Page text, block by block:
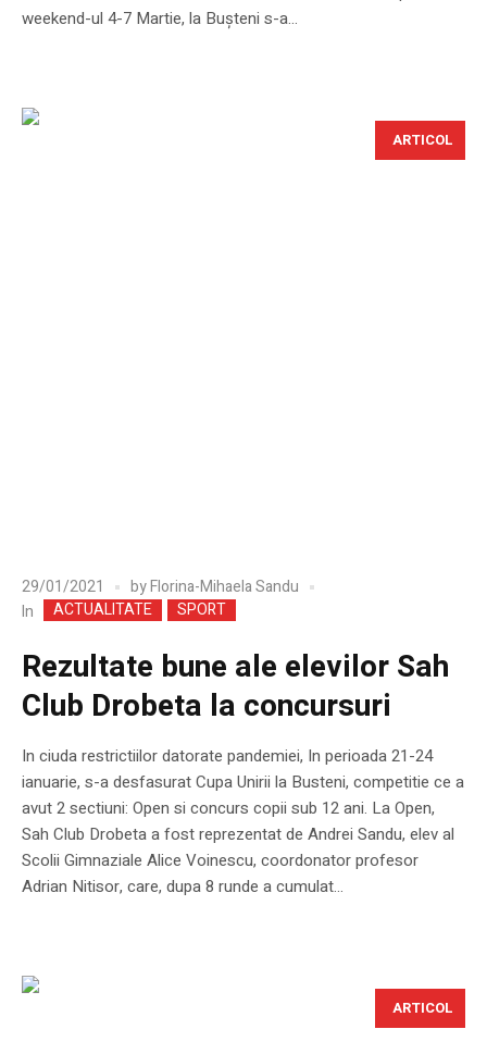
weekend-ul 4-7 Martie, la Bușteni s-a...
ARTICOL
29/01/2021 byFlorina-Mihaela Sandu
In
ACTUALITATE SPORT
Rezultate bune ale elevilor Sah
Club Drobeta la concursuri
In ciuda restrictiilor datorate pandemiei, In perioada 21-24
ianuarie, s-a desfasurat Cupa Unirii la Busteni, competitie ce a
avut 2 sectiuni: Open si concurs copii sub 12 ani. La Open,
Sah Club Drobeta a fost reprezentat de Andrei Sandu, elev al
Scolii Gimnaziale Alice Voinescu, coordonator profesor
Adrian Nitisor, care, dupa 8 runde a cumulat...
ARTICOL